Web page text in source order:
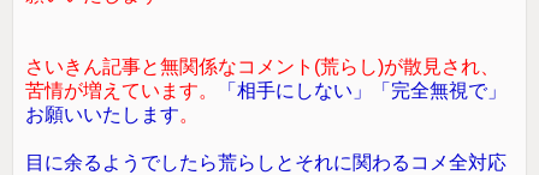
さいきん記事と無関係なコメント(荒らし)が散見され、
苦情が増えています。
「相手にしない」「完全無視で」
お願いいたします。
目に余るようでしたら荒らしとそれに関わるコメ全対応